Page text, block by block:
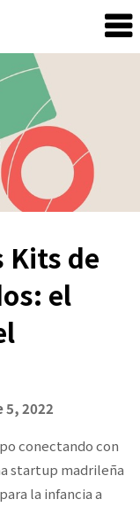
Kits de
el
5, 2022
conectando con
startup madrileña
la infancia a